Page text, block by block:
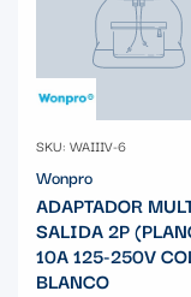
SKU: WAIIIV-6
Wonpro
ADAPTADOR
SALIDA 2P
10A 125-250V
BLANCO